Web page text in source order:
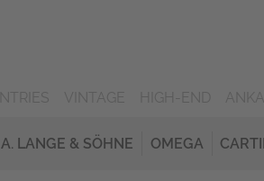
A. LANGE & SÖHNE OMEGA